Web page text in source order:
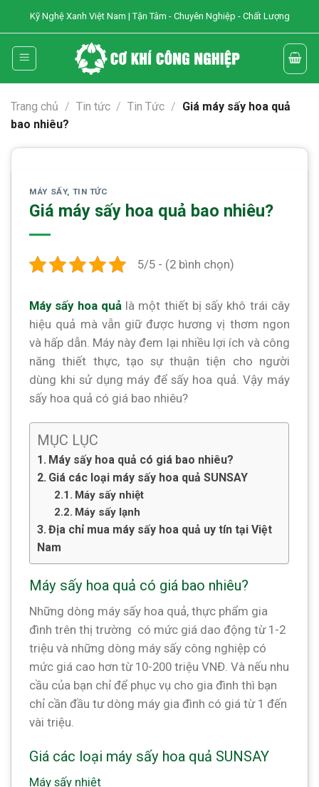
content
Kỹ Nghệ Xanh Việt Nam | Tận Tâm - Chuyên Nghiệp - Chất Lượng
Trang chủ / Tin tức / Tin Tức / Giá máy sấy hoa quả
bao nhiêu?
MÁY SẤY, TIN TỨC
Giá máy sấy hoa quả bao nhiêu?
5/5 - (2 bình chọn)
Máy sấy hoa quảlà một thiết bị sấy khô trái cây
hiệu quả mà vẫn giữ được hương vị thơm ngon
và hấp dẫn. Máy này đem lại nhiều lợi ích và công
năng thiết thực, tạo sự thuận tiện cho người
dùng khi sử dụng máy để sấy hoa quả. Vậy máy
sấy hoa quả có giá bao nhiêu?
MỤC LỤC
Máy sấy hoa quả có giá bao nhiêu?
Giá các loại máy sấy hoa quả SUNSAY
Máy sấy nhiệt
Máy sấy lạnh
Địa chỉ mua máy sấy hoa quả uy tín tại Việt
Nam
Máy sấy hoa quả có giá bao nhiêu?
Những dòng máy sấy hoa quả, thực phẩm gia
đình trên thị trường có mức giá dao động từ 1-2
triệu và những dòng máy sấy công nghiệp có
mức giá cao hơn từ 10-200 triệu VNĐ. Và nếu nhu
cầu của bạn chỉ để phục vụ cho gia đình thì bạn
chỉ cần đầu tư dòng máy gia đình có giá từ 1 đến
vài triệu.
Giá các loại máy sấy hoa quả SUNSAY
Máy sấy nhiệt